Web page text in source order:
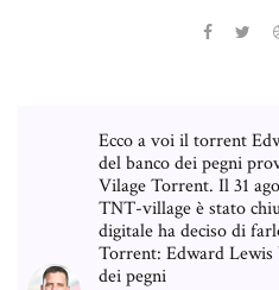
Ecco a voi il torrent
del banco dei pegni
Vilage Torrent. Il 31
TNT-village è stato
digitale ha deciso di
Torrent: Edward
dei pegni